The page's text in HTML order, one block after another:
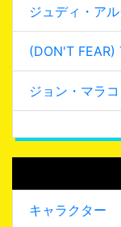
ジュディ・ア
(DON'T FEAR)
ジョン・マラ
キャラクター